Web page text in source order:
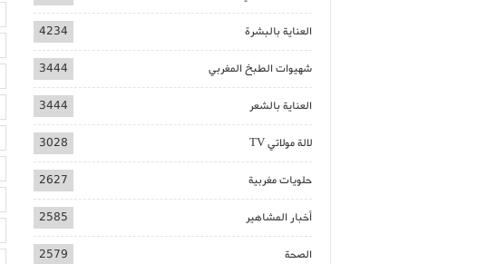
العناية بالبشرة 4234
شهيوات الطبخ المغربي 3444
العناية بالشعر 3444
لالة مولاتي TV 3028
حلويات مغربية 2627
أخبار المشاهير 2585
الصحة 2579